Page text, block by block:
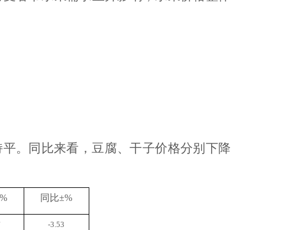
。同比来看，豆腐、干子价格分别下降
同比±%
-3.53